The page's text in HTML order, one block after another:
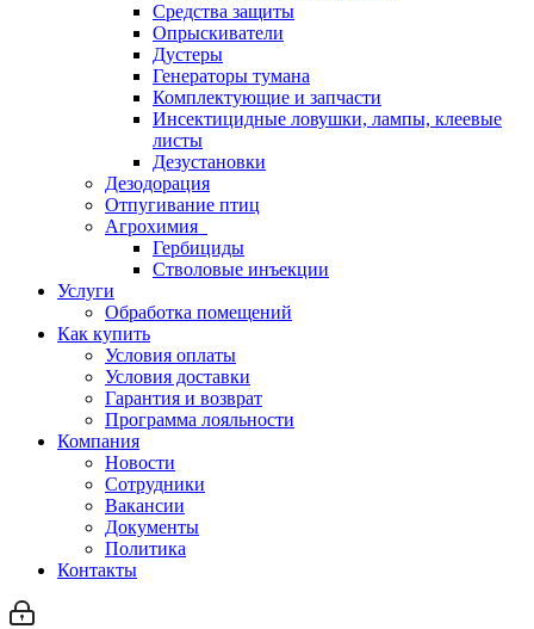
Средства защиты
Опрыскиватели
Дустеры
Генераторы тумана
Комплектующие и запчасти
Инсектицидные ловушки, лампы, клеевые
листы
Дезустановки
Дезодорация
Отпугивание птиц
Агрохимия
Гербициды
Стволовые инъекции
Услуги
Обработка помещений
Как купить
Условия оплаты
Условия доставки
Гарантия и возврат
Программа лояльности
Компания
Новости
Сотрудники
Вакансии
Документы
Политика
Контакты